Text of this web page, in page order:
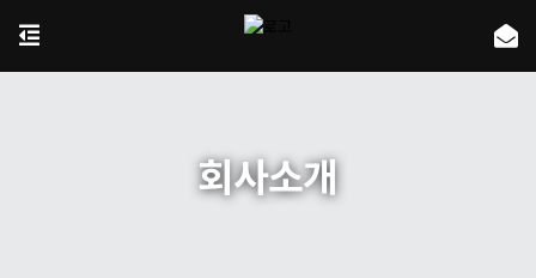
회사소개